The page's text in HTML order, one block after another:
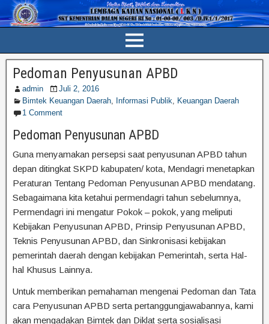
Pedoman Penyusunan APBD
admin
Juli 2, 2016
Bimtek Keuangan Daerah
Informasi Publik
Keuangan Daerah
1 Comment
Pedoman Penyusunan APBD
Guna menyamakan persepsi saat penyusunan APBD tahun
depan ditingkat SKPD kabupaten/ kota, Mendagri menetapkan
Peraturan Tentang Pedoman Penyusunan APBD mendatang.
Sebagaimana kita ketahui permendagri tahun sebelumnya,
Permendagri ini mengatur Pokok – pokok, yang meliputi
Kebijakan Penyusunan APBD, Prinsip Penyusunan APBD,
Teknis Penyusunan APBD, dan Sinkronisasi kebijakan
pemerintah daerah dengan kebijakan Pemerintah, serta Hal-
hal Khusus Lainnya.
Untuk memberikan pemahaman mengenai Pedoman dan Tata
cara Penyusunan APBD serta pertanggungjawabannya, kami
akan mengadakan Bimtek dan Diklat serta sosialisasi